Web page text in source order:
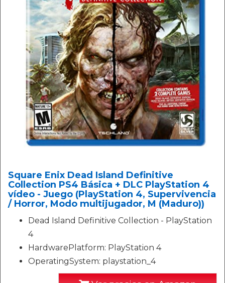
Square Enix Dead Island Definitive
Collection PS4 Básica + DLC PlayStation 4
vídeo - Juego (PlayStation 4, Supervivencia
/ Horror, Modo multijugador, M (Maduro))
Dead Island Definitive Collection - PlayStation
4
HardwarePlatform: PlayStation 4
OperatingSystem: playstation_4